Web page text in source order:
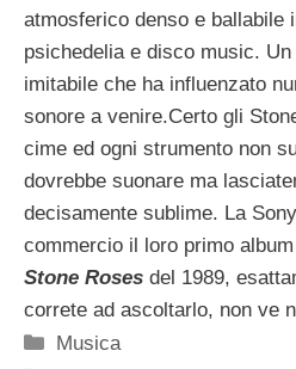
atmosferico denso e ballabile
psichedelia e disco music.
imitabile che ha influenzato
sonore a venire.Certo gli
cime ed ogni strumento non
dovrebbe suonare ma
decisamente sublime. La
commercio il loro primo
Stone Roses del 1989,
correte ad ascoltarlo, non ve
Categorie
Musica